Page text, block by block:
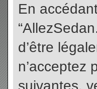
En
d’être
n’acceptez
suivantes,